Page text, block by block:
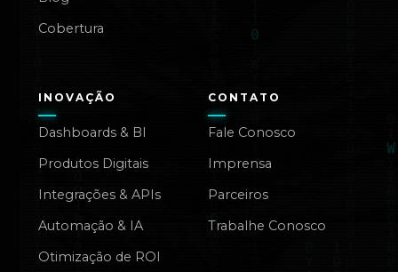
Cobertura
INOVAÇÃO
Dashboards & BI
Produtos Digitais
Integrações & APIs
Automação & IA
Otimização de ROI
CONTATO
Fale Conosco
Imprensa
Parceiros
Trabalhe Conosco